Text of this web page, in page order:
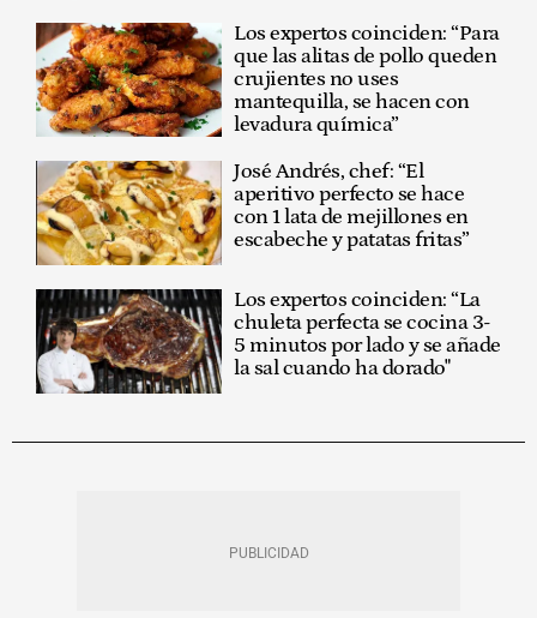
Los expertos coinciden: “Para
que las alitas de pollo queden
crujientes no uses
mantequilla, se hacen con
levadura química”
José Andrés, chef: “El
aperitivo perfecto se hace
con 1 lata de mejillones en
escabeche y patatas fritas”
Los expertos coinciden: “La
chuleta perfecta se cocina 3-
5 minutos por lado y se añade
la sal cuando ha dorado"